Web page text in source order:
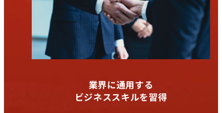
業界に通用する
ビジネススキルを習得